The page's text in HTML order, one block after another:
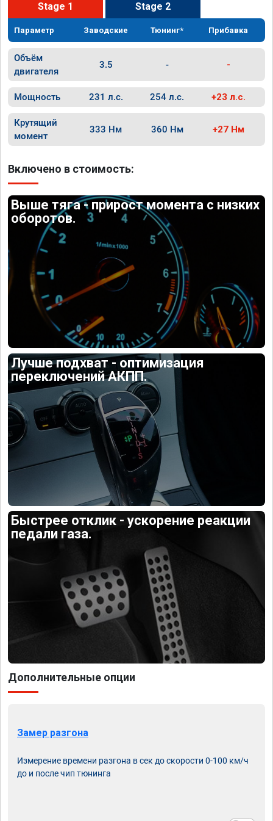
Stage 1 Stage 2
Параметр Заводские Тюнинг* Прибавка
Объём
двигателя
3.5 - -
Мощность 231 л.с. 254 л.с. +23 л.с.
Крутящий
момент
333 Нм 360 Нм +27 Нм
Включено в стоимость:
Выше тяга - прирост момента с низких
оборотов.
Лучше подхват - оптимизация
переключений АКПП.
Быстрее отклик - ускорение реакции
педали газа.
Дополнительные опции
Замер разгона
Измерение времени разгона в сек до скорости 0-100 км/ч
до и после чип тюнинга